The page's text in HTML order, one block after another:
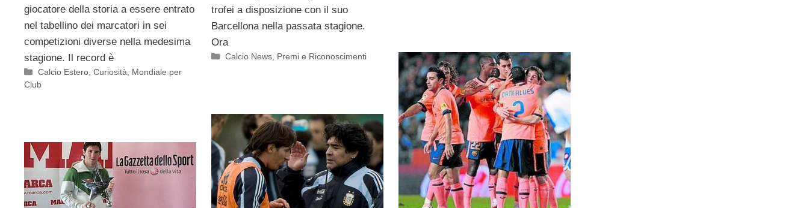
giocatore della storia a essere entrato
nel tabellino dei marcatori in sei
competizioni diverse nella medesima
stagione. Il record è
Categorie
Calcio Estero ,Curiosità
Mondiale per
Club
trofei a disposizione con il suo
Barcellona nella passata stagione.
Ora
Categorie
Calcio News Premi e Riconoscimenti